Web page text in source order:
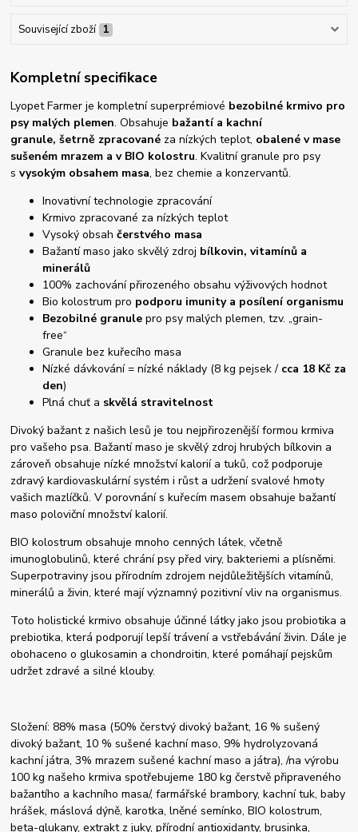
Související zboží 1
Kompletní specifikace
Lyopet Farmer je kompletní superprémiové bezobilné krmivo pro
psy malých plemen. Obsahuje bažantí a kachní
granule, šetrně zpracované za nízkých teplot, obalené v mase
sušeném mrazem a v BIO kolostru. Kvalitní granule pro psy
s vysokým obsahem masa, bez chemie a konzervantů.
Inovativní technologie zpracování
Krmivo zpracované za nízkých teplot
Vysoký obsahčerstvého masa
Bažantí maso jako skvělý zdroj bílkovin, vitamínů a
minerálů
100% zachování přirozeného obsahu výživových hodnot
Bio kolostrum pro podporu imunity a posílení organismu
Bezobilné granule pro psy malých plemen, tzv. „grain-
free“
Granule bez kuřecího masa
Nízké dávkování = nízké náklady (8 kg pejsek / cca 18 Kč za
den)
Plná chuť a skvělá stravitelnost
Divoký bažant z našich lesů je tou nejpřirozenější formou krmiva
pro vašeho psa. Bažantí maso je skvělý zdroj hrubých bílkovin a
zároveň obsahuje nízké množství kalorií a tuků, což podporuje
zdravý kardiovaskulární systém i růst a udržení svalové hmoty
vašich mazlíčků. V porovnání s kuřecím masem obsahuje bažantí
maso poloviční množství kalorií.
BIO kolostrum obsahuje mnoho cenných látek, včetně
imunoglobulinů, které chrání psy před viry, bakteriemi a plísněmi.
Superpotraviny jsou přírodním zdrojem nejdůležitějších vitamínů,
minerálů a živin, které mají významný pozitivní vliv na organismus.
Toto holistické krmivo obsahuje účinné látky jako jsou probiotika a
prebiotika, která podporují lepší trávení a vstřebávání živin. Dále je
obohaceno o glukosamin a chondroitin, které pomáhají pejskům
udržet zdravé a silné klouby.
Složení: 88% masa (50% čerstvý divoký bažant, 16 % sušený
divoký bažant, 10 % sušené kachní maso, 9% hydrolyzovaná
kachní játra, 3% mrazem sušené kachní maso a játra), /na výrobu
100 kg našeho krmiva spotřebujeme 180 kg čerstvě připraveného
bažantího a kachního masa/, farmářské brambory, kachní tuk, baby
hrášek, máslová dýně, karotka, lněné semínko, BIO kolostrum,
beta-glukany, extrakt z juky, přírodní antioxidanty, brusinka,